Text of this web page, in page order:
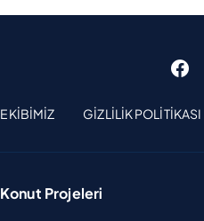
EKIBIMIZ GIZLILIK POLITIKASI
Konut Projeleri